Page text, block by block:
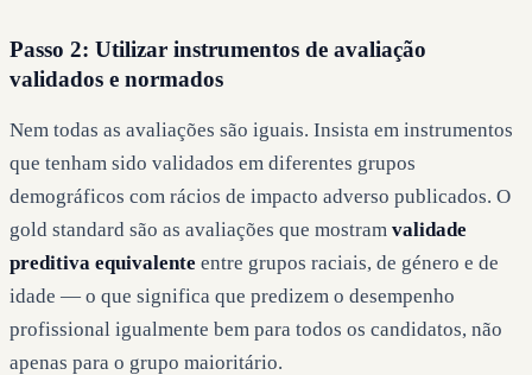
Passo 2: Utilizar instrumentos de avaliação
validados e normados
Nem todas as avaliações são iguais. Insista em instrumentos
que tenham sido validados em diferentes grupos
demográficos com rácios de impacto adverso publicados. O
gold standard são as avaliações que mostram validade
preditiva equivalente entre grupos raciais, de género e de
idade — o que significa que predizem o desempenho
profissional igualmente bem para todos os candidatos, não
apenas para o grupo maioritário.